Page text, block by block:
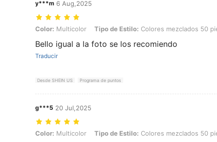
y***m 6 Aug,2025
Color: Multicolor, Tipo de Estilo: Colores mezclados 50 piezas
Color: Multicolor Tipo de Estilo: Colores mezclados 50
Bello igual a la foto se los recomiendo
Traducir
Desde SHEIN US Programa de puntos
g***5 20 Jul,2025
Color: Multicolor, Tipo de Estilo: Colores mezclados 50 piezas
Color: Multicolor Tipo de Estilo: Colores mezclados 50